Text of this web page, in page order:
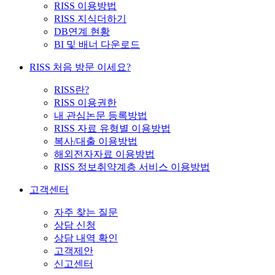
RISS 이용방법
RISS 지식더하기
DB연계 현황
BI 및 배너 다운로드
RISS 처음 방문 이세요?
RISS란?
RISS 이용권한
내 관심논문 등록방법
RISS 자료 유형별 이용방법
복사/대출 이용방법
해외전자자료 이용방법
RISS 정보취약계층 서비스 이용방법
고객센터
자주 찾는 질문
상담 신청
상담 내역 확인
고객제안
신고센터